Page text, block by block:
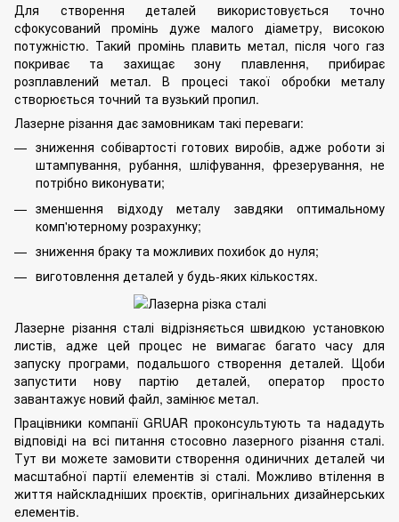
Для створення деталей використовується точно
сфокусований промінь дуже малого діаметру, високою
потужністю. Такий промінь плавить метал, після чого газ
покриває та захищає зону плавлення, прибирає
розплавлений метал. В процесі такої обробки металу
створюється точний та вузький пропил.
Лазерне різання дає замовникам такі переваги:
зниження собівартості готових виробів, адже роботи зі
штампування, рубання, шліфування, фрезерування, не
потрібно виконувати;
зменшення відходу металу завдяки оптимальному
комп'ютерному розрахунку;
зниження браку та можливих похибок до нуля;
виготовлення деталей у будь-яких кількостях.
Лазерне різання сталі відрізняється швидкою установкою
листів, адже цей процес не вимагає багато часу для
запуску програми, подальшогостворення деталей. Щоби
запустити нову партію деталей, оператор просто
завантажує новий файл, замінює метал.
Працівники компанії GRUAR проконсультують та нададуть
відповіді на всі питання стосовно лазерного різання сталі.
Тут ви можете замовити створення одиничних деталей чи
масштабної партії елементів зі сталі. Можливо втілення в
життя найскладніших проєктів, оригінальних дизайнерських
елементів.